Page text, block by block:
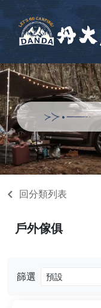
回分類列表
篩選
戶外傢俱